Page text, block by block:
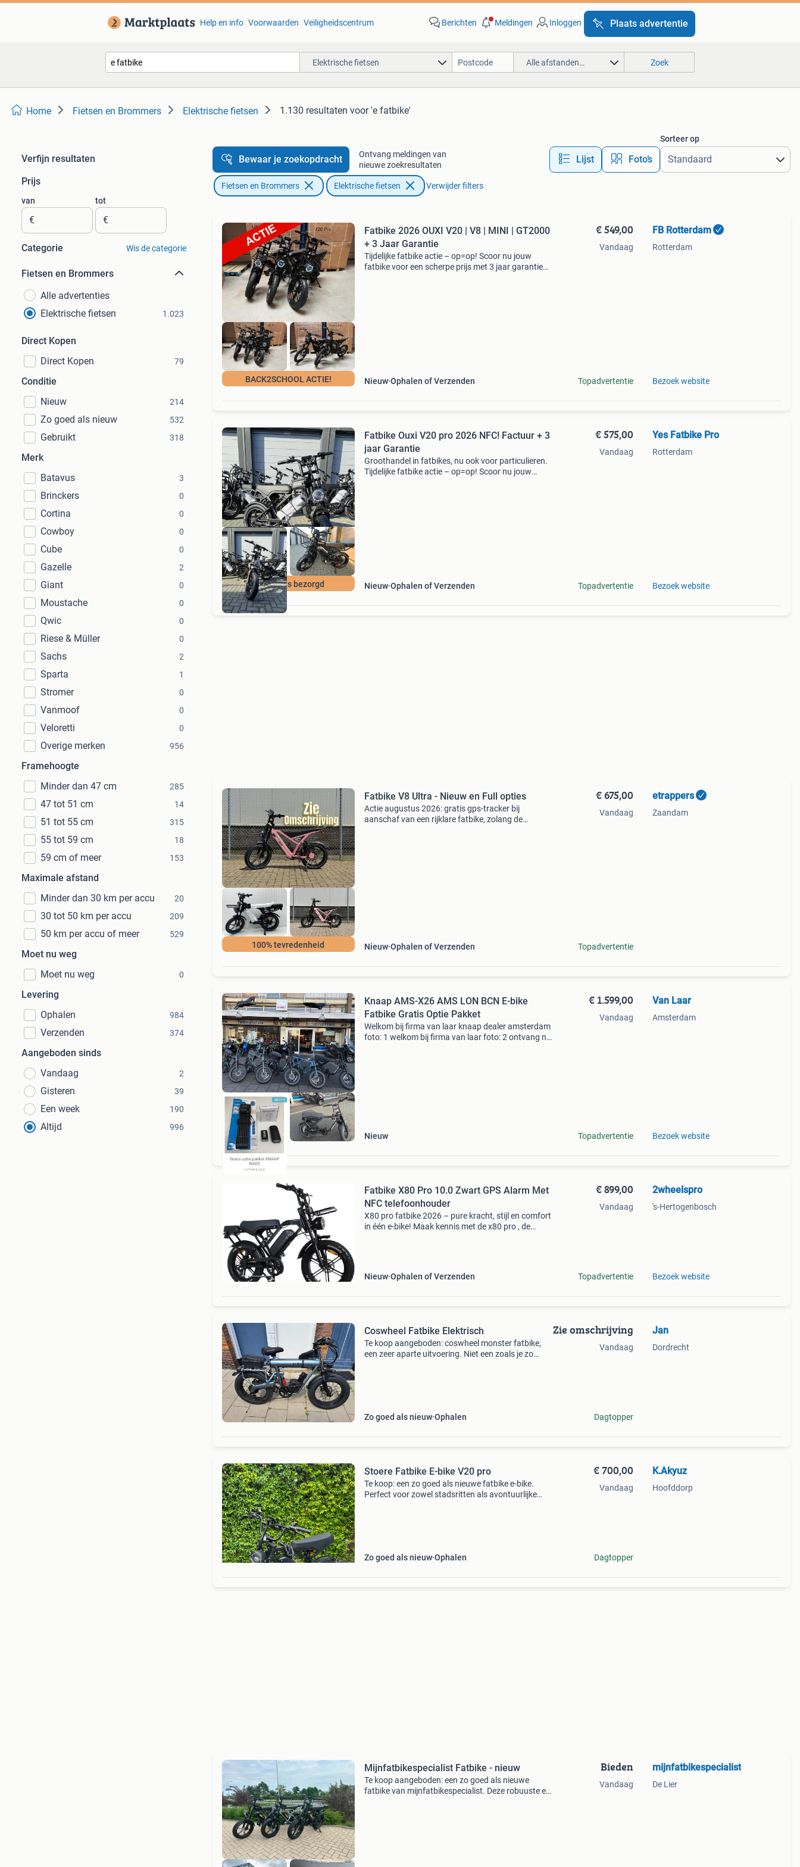
Help en info Voorwaarden Veiligheidscentrum Berichten Meldingen Inloggen Plaats advertentie
Elektrische fietsen Alle afstanden… Zoek
Home Fietsen en Brommers Elektrische fietsen 1.130 resultaten voor 'e fatbike'
Verfijn resultaten
Prijs
van
€
tot
€
Categorie Wis de categorie
Fietsen en Brommers
Alle advertenties
Elektrische fietsen
1.023
Direct Kopen
Direct Kopen
79
Conditie
Nieuw
214
Zo goed als nieuw 532
Gebruikt 318
Merk
Batavus
3
Brinckers 0
Cortina 0
Cowboy 0
Cube 0
Gazelle 2
Giant 0
Moustache 0
Qwic 0
Riese & Müller 0
Sachs 2
Sparta 1
Stromer 0
Vanmoof 0
Veloretti 0
Overige merken 956
Framehoogte
Minder dan 47 cm
285
47 tot 51 cm 14
51 tot 55 cm 315
55 tot 59 cm 18
59 cm of meer 153
Maximale afstand
Minder dan 30 km per accu
20
30 tot 50 km per accu 209
50 km per accu of meer 529
Moet nu weg
Moet nu weg
0
Levering
Ophalen
984
Verzenden 374
Aangeboden sinds
Vandaag
2
Gisteren 39
Een week 190
Altijd 996
Bewaar je zoekopdracht
Ontvang meldingen van
nieuwe zoekresultaten
Lijst Foto’s
Sorteer op
Fietsen en Brommers Elektrische fietsen Verwijder filters
BACK2SCHOOL ACTIE!
Fatbike 2026 OUXI V20 | V8 | MINI | GT2000
+ 3 Jaar Garantie
Tijdelijke fatbike actie – op=op! Scoor nu jouw
fatbike voor een scherpe prijs met 3 jaar garantie
Nieuw Ophalen of Verzenden
€ 549,00
Vandaag
Topadvertentie
FB Rotterdam
Rotterdam
Bezoek website
24H gratis bezorgd
Fatbike Ouxi V20 pro 2026 NFC! Factuur + 3
jaar Garantie
Groothandel in fatbikes, nu ook voor particulieren.
Tijdelijke fatbike actie – op=op! Scoor nu jouw
Nieuw Ophalen of Verzenden
€ 575,00
Vandaag
Topadvertentie
Yes Fatbike Pro
Rotterdam
Bezoek website
100% tevredenheid
Fatbike V8 Ultra - Nieuw en Full opties
Actie augustus 2026: gratis gps-tracker bij
aanschaf van een rijklare fatbike, zolang de
Nieuw Ophalen of Verzenden
€ 675,00
Vandaag
Topadvertentie
etrappers
Zaandam
Knaap AMS-X26 AMS LON BCN E-bike
Fatbike Gratis Optie Pakket
Welkom bij firma van laar knaap dealer amsterdam
foto: 1 welkom bij firma van laar foto: 2 ontvang nu
Nieuw
€ 1.599,00
Vandaag
Topadvertentie
Van Laar
Amsterdam
Bezoek website
Fatbike X80 Pro 10.0 Zwart GPS Alarm Met
NFC telefoonhouder
X80 pro fatbike 2026 – pure kracht, stijl en comfort
in één e-bike! Maak kennis met de x80 pro , de
Nieuw Ophalen of Verzenden
€ 899,00
Vandaag
Topadvertentie
2wheelspro
's-Hertogenbosch
Bezoek website
Coswheel Fatbike Elektrisch
Te koop aangeboden: coswheel monster fatbike,
een zeer aparte uitvoering. Niet een zoals je zo
Zo goed als nieuw Ophalen
Zie omschrijving
Vandaag
Dagtopper
Jan
Dordrecht
Stoere Fatbike E-bike V20 pro
Te koop: een zo goed als nieuwe fatbike e-bike.
Perfect voor zowel stadsritten als avontuurlijke
Zo goed als nieuw Ophalen
€ 700,00
Vandaag
Dagtopper
K.Akyuz
Hoofddorp
Mijnfatbikespecialist Fatbike - nieuw
Te koop aangeboden: een zo goed als nieuwe
fatbike van mijnfatbikespecialist. Deze robuuste e-
Bieden
Vandaag
mijnfatbikespecialist
De Lier